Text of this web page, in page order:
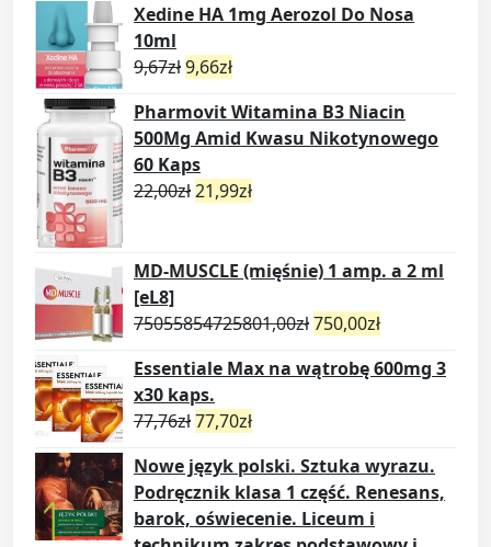
Xedine HA 1mg Aerozol Do Nosa
10ml
9,67zł9,66zł
Pharmovit Witamina B3 Niacin
500Mg Amid Kwasu Nikotynowego
60 Kaps
22,00zł21,99zł
MD-MUSCLE (mięśnie) 1 amp. a 2 ml
[eL8]
75055854725801,00zł750,00zł
Essentiale Max na wątrobę 600mg 3
x30 kaps.
77,76zł77,70zł
Nowe język polski. Sztuka wyrazu.
Podręcznik klasa 1 część. Renesans,
barok, oświecenie. Liceum i